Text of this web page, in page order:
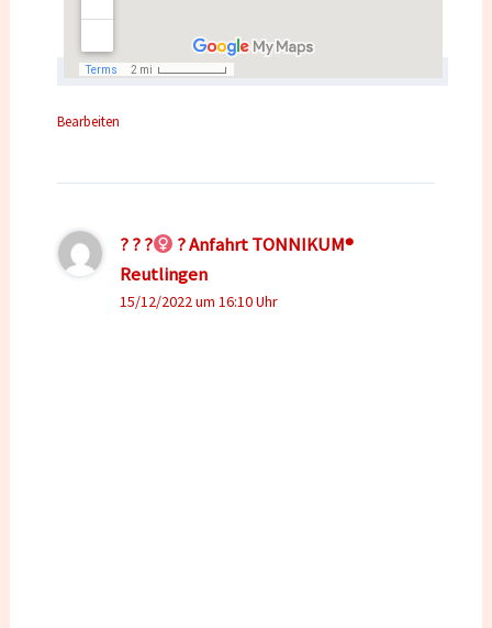
Bearbeiten
? ? ?‍
? Anfahrt TONNIKUM®
Reutlingen
15/12/2022 um 16:10 Uhr